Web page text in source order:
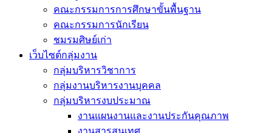
คณะกรรมการการศึกษาขั้นพื้นฐาน
คณะกรรมการนักเรียน
ชมรมศิษย์เก่า
เว็บไซต์กลุ่มงาน
กลุ่มบริหารวิชาการ
กลุ่มงานบริหารงานบุคคล
กลุ่มบริหารงบประมาณ
งานแผนงานและงานประกันคุณภาพ
งานสารสนเทศ